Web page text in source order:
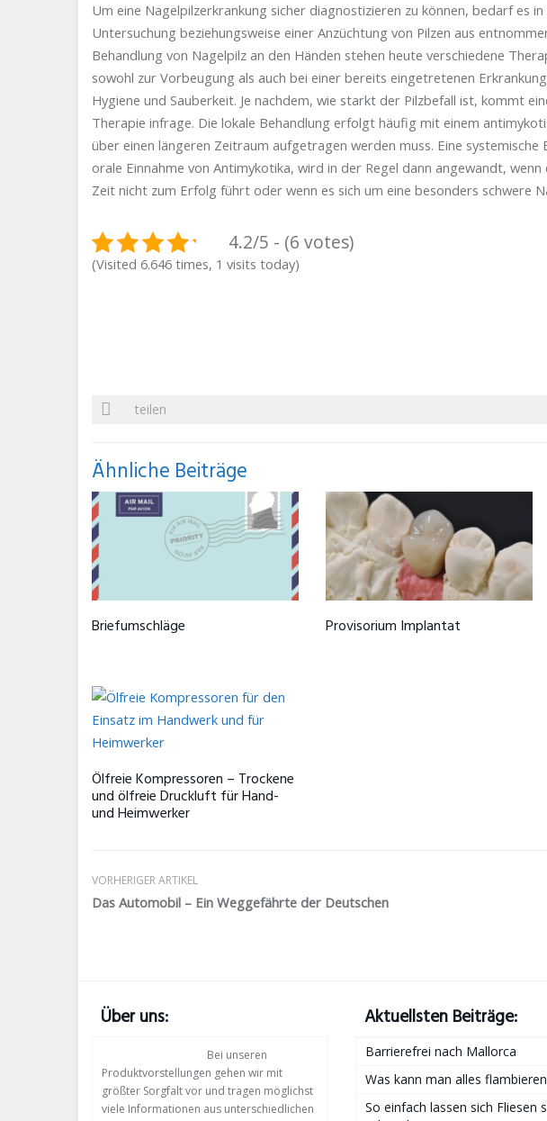
Um eine Nagelpilzerkrankung sicher diagnostizieren zu können, bedarf es
Untersuchung beziehungsweise einer Anzüchtung von Pilzen aus
Behandlung von Nagelpilz an den Händen stehen heute verschiedene
sowohl zur Vorbeugung als auch bei einer bereits eingetretenen
Hygiene und Sauberkeit. Je nachdem, wie starkt der Pilzbefall ist, kommt
Therapie infrage. Die lokale Behandlung erfolgt häufig mit einem
über einen längeren Zeitraum aufgetragen werden muss. Eine systemische
orale Einnahme von Antimykotika, wird in der Regel dann angewandt,
Zeit nicht zum Erfolg führt oder wenn es sich um eine besonders schwere
4.2/5 - (6 votes)
(Visited 6.646 times, 1 visits today)
teilen
Ähnliche Beiträge
Briefumschläge Provisorium Implantat
Ölfreie Kompressoren – Trockene
und ölfreie Druckluft für Hand-
und Heimwerker
VORHERIGER ARTIKEL
Das Automobil – Ein Weggefährte der Deutschen
Über uns:
Bei unseren
Produktvorstellungen gehen wir mit
größter Sorgfalt vor und tragen möglichst
viele Informationen aus unterschiedlichen
Aktuellsten Beiträge:
Barrierefrei nach Mallorca
Was kann man alles
So einfach lassen sich Fliesen